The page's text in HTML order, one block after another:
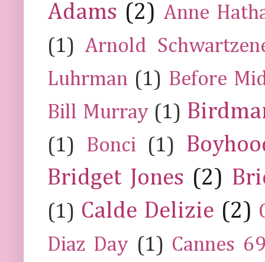
Adams (2) Anne
(1) Arnold
Luhrman (1) Before
Bill Murray (1)
(1) Bonci (1)
Bridget Jones (2)
(1) Calde Delizie (2)
Diaz Day (1) Cannes